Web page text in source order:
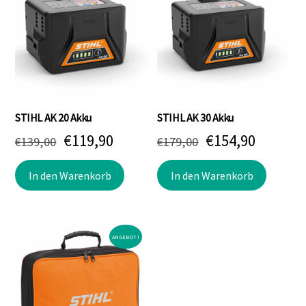
STIHL AK 20 Akku
€139,00 Ursprünglicher
Preis
war:
€119,90Aktueller
Preis
ist:
In den Warenkorb
STIHL AK 30 Akku
€179,00 Ursprünglicher
Preis
war:
€154,90
Preis
ist:
In den Warenkorb
ANGEBOT!